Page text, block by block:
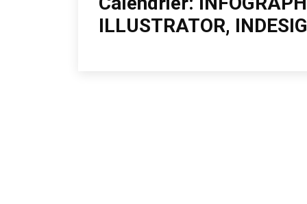
ILLUSTRATOR,